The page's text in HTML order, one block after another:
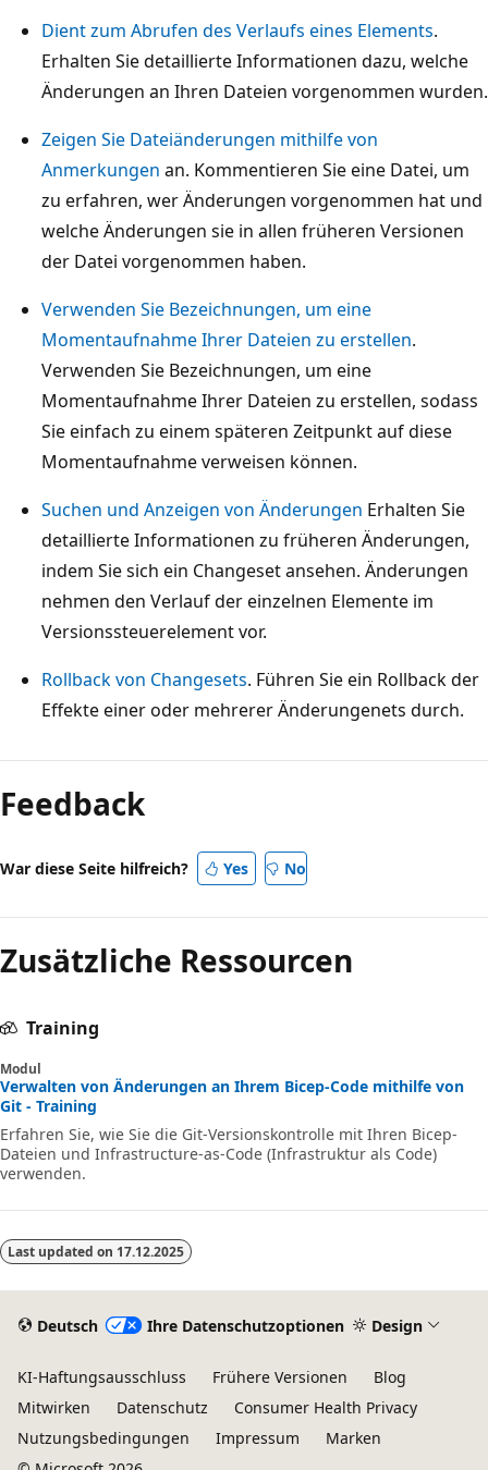
Dient zum Abrufen des Verlaufs eines Elements.
Erhalten Sie detaillierte Informationen dazu, welche
Änderungen an Ihren Dateien vorgenommen wurden.
Zeigen Sie Dateiänderungen mithilfe von
Anmerkungen an. Kommentieren Sie eine Datei, um
zu erfahren, wer Änderungen vorgenommen hat und
welche Änderungen sie in allen früheren Versionen
der Datei vorgenommen haben.
Verwenden Sie Bezeichnungen, um eine
Momentaufnahme Ihrer Dateien zu erstellen.
Verwenden Sie Bezeichnungen, um eine
Momentaufnahme Ihrer Dateien zu erstellen, sodass
Sie einfach zu einem späteren Zeitpunkt auf diese
Momentaufnahme verweisen können.
Suchen und Anzeigen von Änderungen Erhalten Sie
detaillierte Informationen zu früheren Änderungen,
indem Sie sich ein Changeset ansehen. Änderungen
nehmen den Verlauf der einzelnen Elemente im
Versionssteuerelement vor.
Rollback von Changesets. Führen Sie ein Rollback der
Effekte einer oder mehrerer Änderungenets durch.
Feedback
War diese Seite hilfreich? Yes No
Zusätzliche Ressourcen
Training
Modul
Verwalten von Änderungen an Ihrem Bicep-Code mithilfe von
Git - Training
Erfahren Sie, wie Sie die Git-Versionskontrolle mit Ihren Bicep-
Dateien und Infrastructure-as-Code (Infrastruktur als Code)
verwenden.
Last updated on 17.12.2025
Deutsch Ihre Datenschutzoptionen Design
KI-Haftungsausschluss Frühere Versionen
Blog
Mitwirken
Datenschutz
Consumer Health Privacy
Nutzungsbedingungen
Impressum
Marken